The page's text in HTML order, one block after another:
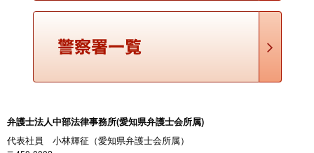
信書開封罪（しんしょかいふうざい）
【法令・条文】 刑法第１３３条 正当な理由がないのに、封をし
罰金に処する。 【法定刑】 １年以下の懲役又は２０万円以下の
危険運転致死傷罪／酩酊運転致死傷罪（きけんうん
弁護士法人中部法律事務所(愛知県弁護士会所属)
代表社員 小林輝征（愛知県弁護士会所属）